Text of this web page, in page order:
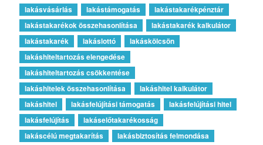
lakásvásárlás lakástámogatás
lakástakarékpénztár
lakástakarékok összehasonlítása
lakástakarék kalkulátor
lakástakarék
lakáslottó
lakáskölcsön
lakáshiteltartozás elengedése
lakáshiteltartozás csökkentése
lakáshitelek összehasonlítása
lakáshitel kalkulátor
lakáshitel
lakásfelújítási támogatás
lakásfelújítási hitel
lakásfelújítás
lakáselőtakarékosság
lakáscélú megtakarítás
lakásbiztosítás felmondása